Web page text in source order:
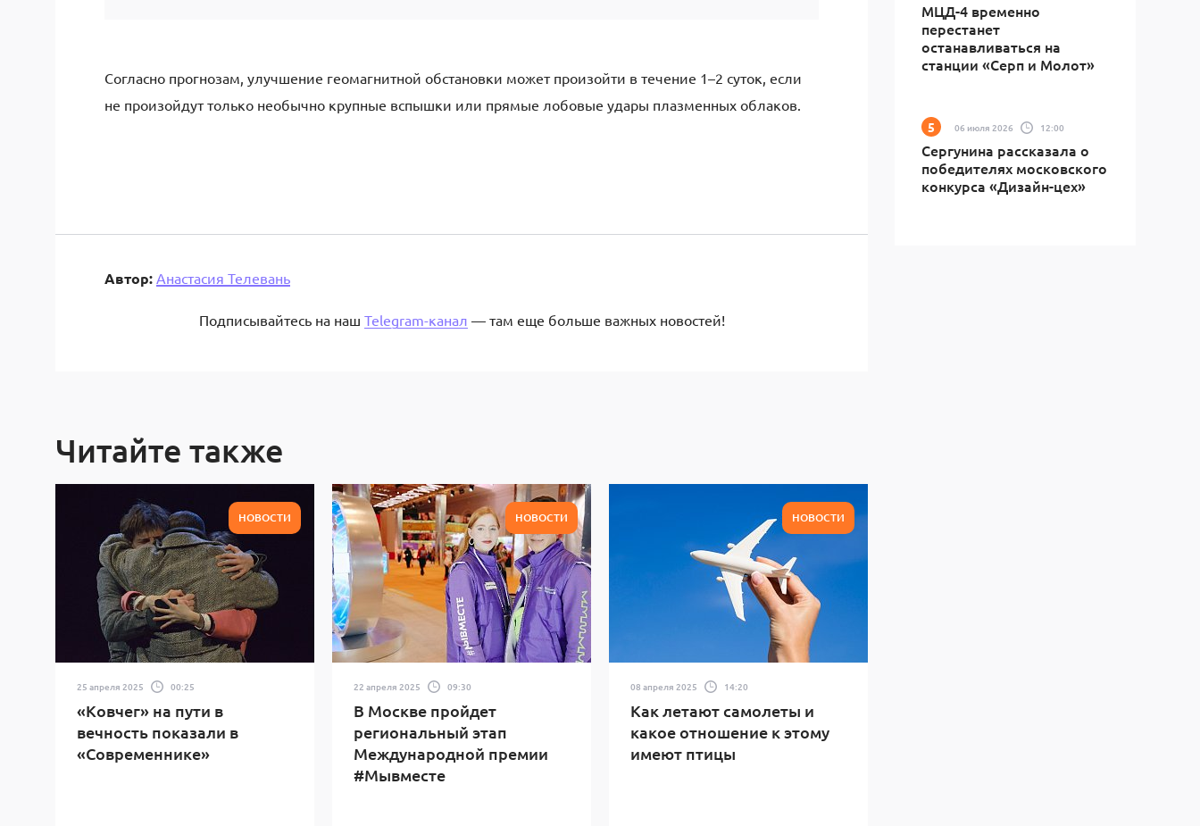
Согласно прогнозам, улучшение геомагнитной обстановки может произойти в течение 1–2 суток, если
не произойдут только необычно крупные вспышки или прямые лобовые удары плазменных облаков.
Автор: Анастасия Телевань
Подписывайтесь на наш Telegram-канал — там еще больше важных новостей!
Читайте также
НОВОСТИ
25 апреля 2025 00:25
«Ковчег» на пути в
вечность показали в
«Современнике»
НОВОСТИ
22 апреля 2025 09:30
В Москве пройдет
региональный этап
Международной премии
#Мывместе
НОВОСТИ
08 апреля 2025 14:20
Как летают самолеты и
какое отношение к этому
имеют птицы
МЦД-4 временно
перестанет
останавливаться на
станции «Серп и Молот»
06 июля 2026 12:00
Сергунина рассказала о
победителях московского
конкурса «Дизайн-цех»